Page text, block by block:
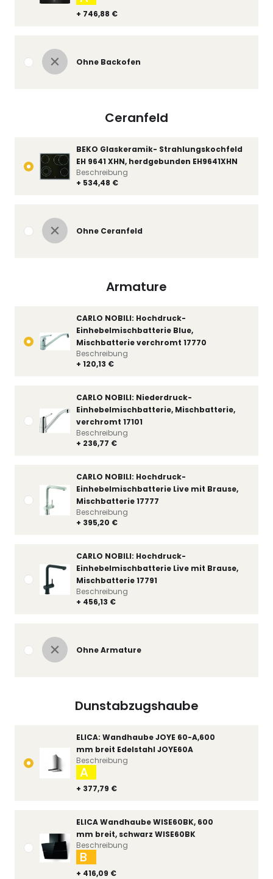
+ 746,88 €
Ohne Backofen
Ceranfeld
BEKO Glaskeramik- Strahlungskochfeld
EH 9641 XHN, herdgebunden EH9641XHN
+ 534,48 €
Beschreibung
Ohne Ceranfeld
Armature
CARLO NOBILI: Hochdruck-
Einhebelmischbatterie Blue,
Mischbatterie verchromt 17770
+ 120,13 €
Beschreibung
CARLO NOBILI: Niederdruck-
Einhebelmischbatterie, Mischbatterie,
verchromt 17101
+ 236,77 €
Beschreibung
CARLO NOBILI: Hochdruck-
Einhebelmischbatterie Live mit Brause,
Mischbatterie 17777
+ 395,20 €
Beschreibung
CARLO NOBILI: Hochdruck-
Einhebelmischbatterie Live mit Brause,
Mischbatterie 17791
+ 456,13 €
Beschreibung
Ohne Armature
Dunstabzugshaube
ELICA: Wandhaube JOYE 60-A,600
mm breit Edelstahl JOYE60A
+ 377,79 €
A
Beschreibung
ELICA Wandhaube WISE60BK, 600
mm breit, schwarz WISE60BK
+ 416,09 €
B
Beschreibung